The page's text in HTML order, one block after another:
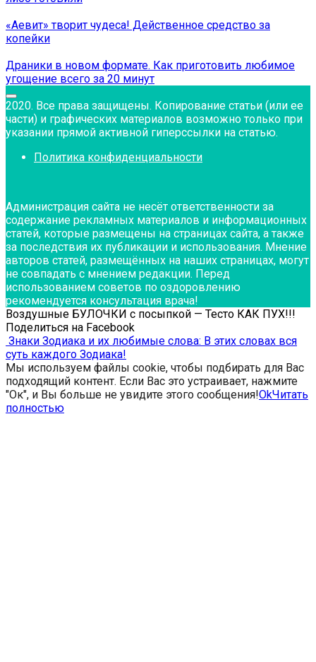
«Аевит» творит чудеса! Действенное средство за
копейки
Драники в новом формате. Как приготовить любимое
угощение всего за 20 минут
2020. Все права защищены. Копирование статьи (или ее
части) и графических материалов возможно только при
указании прямой активной гиперссылки на статью.
Политика конфиденциальности
Администрация сайта не несёт ответственности за
содержание рекламных материалов и информационных
статей, которые размещены на страницах сайта, а также
за последствия их публикации и использования. Мнение
авторов статей, размещённых на наших страницах, могут
не совпадать с мнением редакции. Перед
использованием советов по оздоровлению
рекомендуется консультация врача!
Воздушные БУЛОЧКИ с посыпкой — Тесто КАК ПУХ!!!
Поделиться на Facebook
Знаки Зодиака и их любимые слова: В этих словах вся
суть каждого Зодиака!
Мы используем файлы cookie, чтобы подбирать для Вас
подходящий контент. Если Вас это устраивает, нажмите
"Ок", и Вы больше не увидите этого сообщения!OkЧитать
полностью